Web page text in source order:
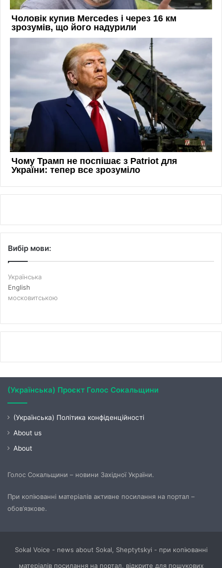
Вибір мови:
Українська
English
московитською
(Українська) Проєкт Голос Сокальщини
(Українська) Політика конфіденційності
About us
About
Голос Сокальщини – новини Західної України.
При копіюванні матеріалів активне посилання на портал –
обов’язкове.
Sokal Voice - news about Sokal, Sheptytskyi - при копіюванні
матеріалів посилання на портал, відкрите для пошукових